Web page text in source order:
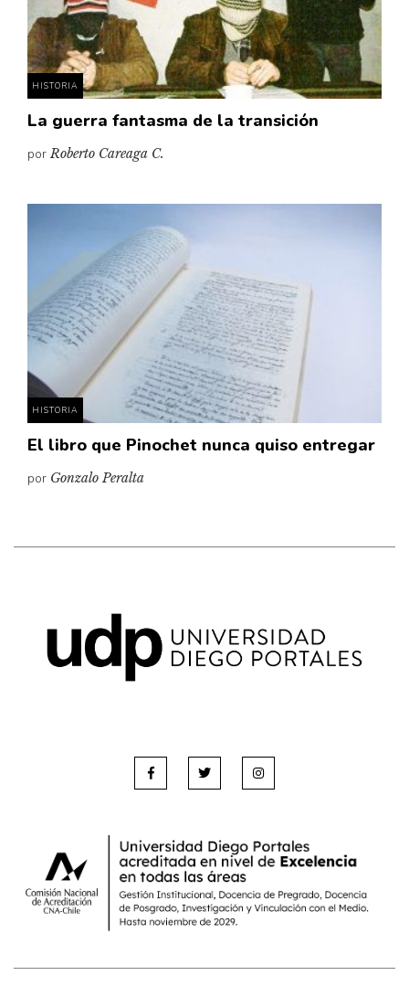
HISTORIA
La guerra fantasma de la transición
porRoberto Careaga C.
HISTORIA
El libro que Pinochet nunca quiso entregar
por Gonzalo Peralta